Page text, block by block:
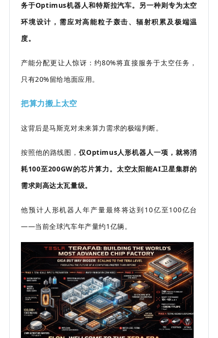
务于Optimus机器人和特斯拉汽车。另一种则专为太空
环境设计，需应对高能粒子轰击、辐射积累及极端温
度。
产能分配更让人惊讶：约80%将直接服务于太空任务，
只有20%留给地面应用。
把算力搬上太空
这背后是马斯克对未来算力需求的极端判断。
按照他的路线图，仅Optimus人形机器人一项，就将消
耗100至200GW的芯片算力。太空太阳能AI卫星集群的
需求则高达太瓦量级。
他预计人形机器人年产量最终将达到10亿至100亿台
——当前全球汽车年产量约1亿辆。